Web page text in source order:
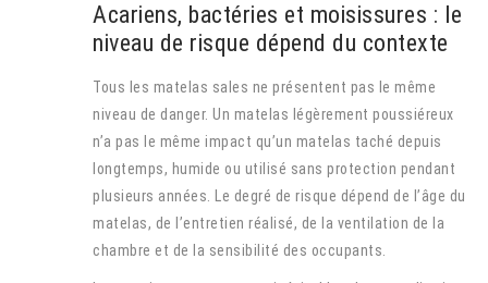
Acariens, bactéries et moisissures : le
niveau de risque dépend du contexte
Tous les matelas sales ne présentent pas le même
niveau de danger. Un matelas légèrement poussiéreux
n’a pas le même impact qu’un matelas taché depuis
longtemps, humide ou utilisé sans protection pendant
plusieurs années. Le degré de risque dépend de l’âge du
matelas, de l’entretien réalisé, de la ventilation de la
chambre et de la sensibilité des occupants.